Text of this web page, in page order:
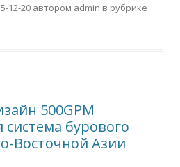
12-20 автором admin в рубрике
500GPM
бурового
Восточной Азии